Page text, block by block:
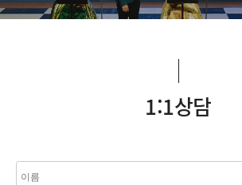
1:1상담